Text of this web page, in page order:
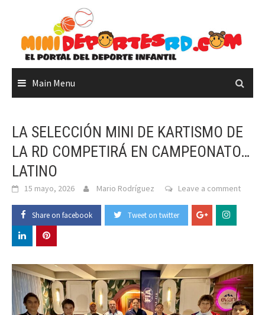
content
Main Menu
LA SELECCIÓN MINI DE KARTISMO DE
LA RD COMPETIRÁ EN CAMPEONATO…
LATINO
15 mayo, 2026 Mario Rodríguez Leave a comment
Share on facebook Tweet on twitter